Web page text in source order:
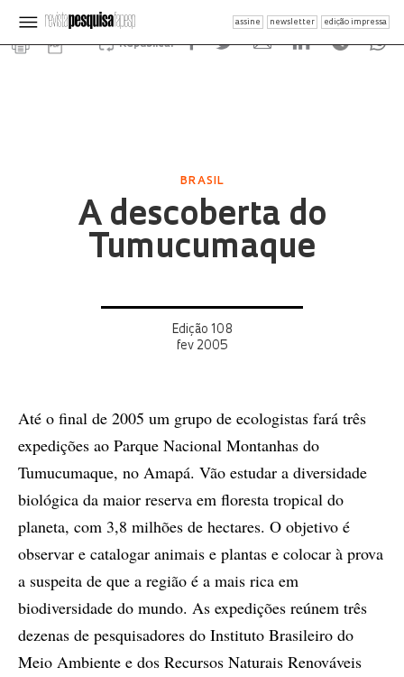
assine newsletter edição impressa
Republicar
BRASIL
A descoberta do
Tumucumaque
Edição 108
fev 2005
Até o final de 2005 um grupo de ecologistas fará três
expedições ao Parque Nacional Montanhas do
Tumucumaque, no Amapá. Vão estudar a diversidade
biológica da maior reserva em floresta tropical do
planeta, com 3,8 milhões de hectares. O objetivo é
observar e catalogar animais e plantas e colocar à prova
a suspeita de que a região é a mais rica em
biodiversidade do mundo. As expedições reúnem três
dezenas de pesquisadores do Instituto Brasileiro do
Meio Ambiente e dos Recursos Naturais Renováveis